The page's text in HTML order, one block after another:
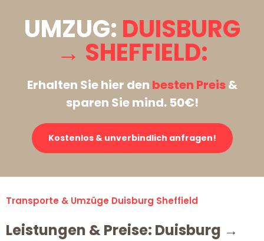
UMZUG: DUISBURG
→ SHEFFIELD:
Erhalten Sie hier den besten Preis&
sparen Sie mind. 50€!
Kostenlos & unverbindlich anfragen!
Transporte & Umzüge Duisburg Sheffield
Leistungen & Preise: Duisburg →